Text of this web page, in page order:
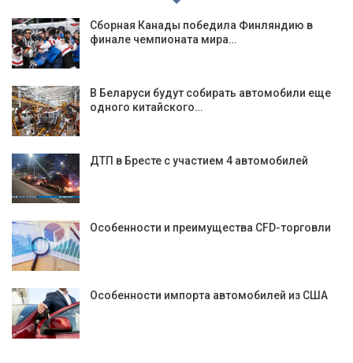
Сборная Канады победила Финляндию в
финале чемпионата мира…
В Беларуси будут собирать автомобили еще
одного китайского…
ДТП в Бресте с участием 4 автомобилей
Особенности и преимущества CFD-торговли
Особенности импорта автомобилей из США